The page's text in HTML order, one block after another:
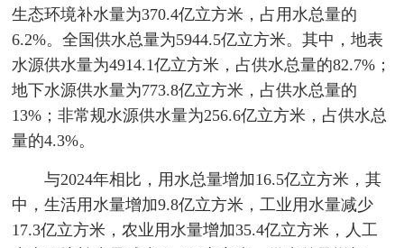
生态环境补水量为370.4亿立方米，占用水总量的
6.2%。全国供水总量为5944.5亿立方米。其中，地表
水源供水量为4914.1亿立方米，占供水总量的82.7%；
地下水源供水量为773.8亿立方米，占供水总量的
13%；非常规水源供水量为256.6亿立方米，占供水总
量的4.3%。
与2024年相比，用水总量增加16.5亿立方米，其
中，生活用水量增加9.8亿立方米，工业用水量减少
17.3亿立方米，农业用水量增加35.4亿立方米，人工